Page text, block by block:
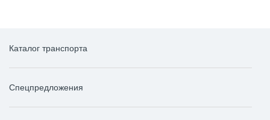
Каталог транспорта
Спецпредложения